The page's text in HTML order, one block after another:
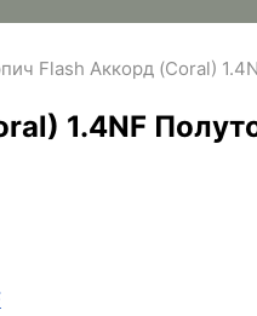
Flash Аккорд (Coral)
1.4NF